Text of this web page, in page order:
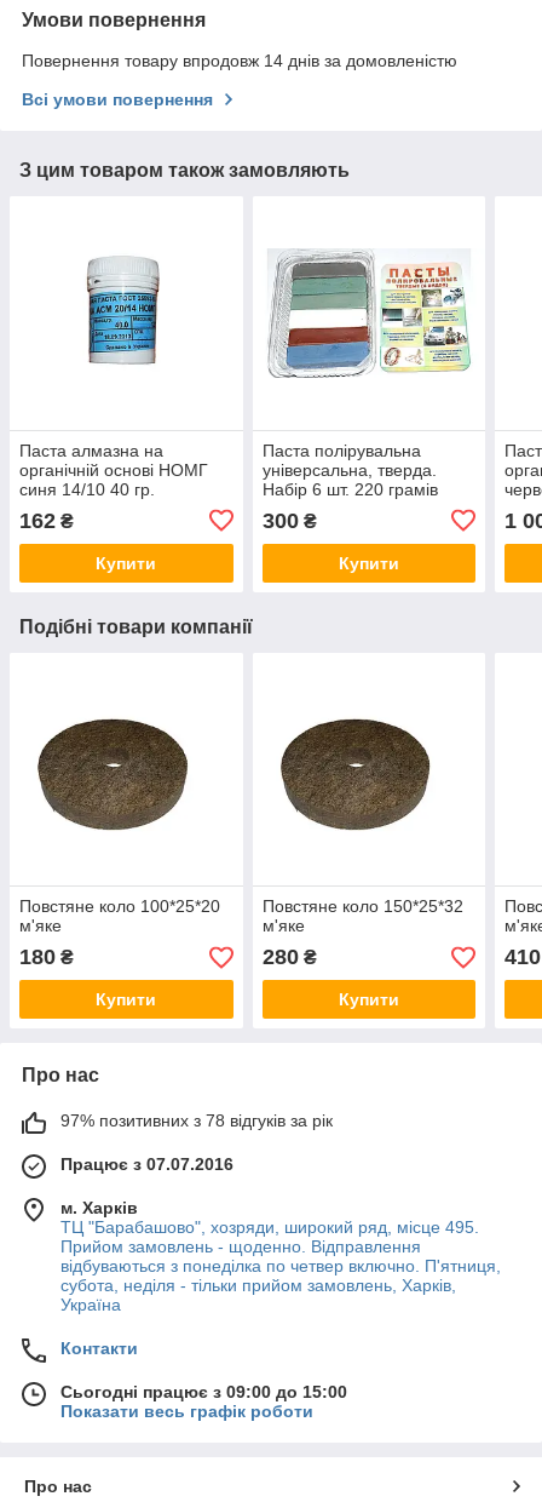
Умови повернення
Повернення товару впродовж 14 днів за домовленістю
Всі умови повернення
З цим товаром також замовляють
Паста алмазна на
органічній основі НОМГ
синя 14/10 40 гр.
162 ₴
Купити
Паста полірувальна
універсальна, тверда.
Набір 6 шт. 220 грамів
300₴
Купити
1
Подібні товари компанії
Повстяне коло 100*25*20
м'яке
180 ₴
Купити
Повстяне коло 150*25*32
м'яке
280₴
Купити
410
Про нас
97% позитивних з 78 відгуків за рік
Працює з 07.07.2016
м. Харків
ТЦ "Барабашово", хозряди, широкий ряд, місце 495.
Прийом замовлень - щоденно. Відправлення
відбуваються з понеділка по четвер включно. П'ятниця,
субота, неділя - тільки прийом замовлень, Харків,
Україна
Контакти
Сьогодні працює з 09:00 до 15:00
Показати весь графік роботи
Про нас